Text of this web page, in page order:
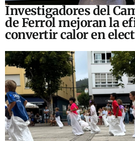
Investigadores del
de Ferrol mejoran la
convertir calor en